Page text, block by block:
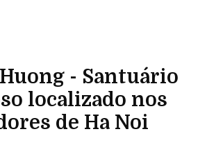
- Santuário
localizado nos
de Ha Noi